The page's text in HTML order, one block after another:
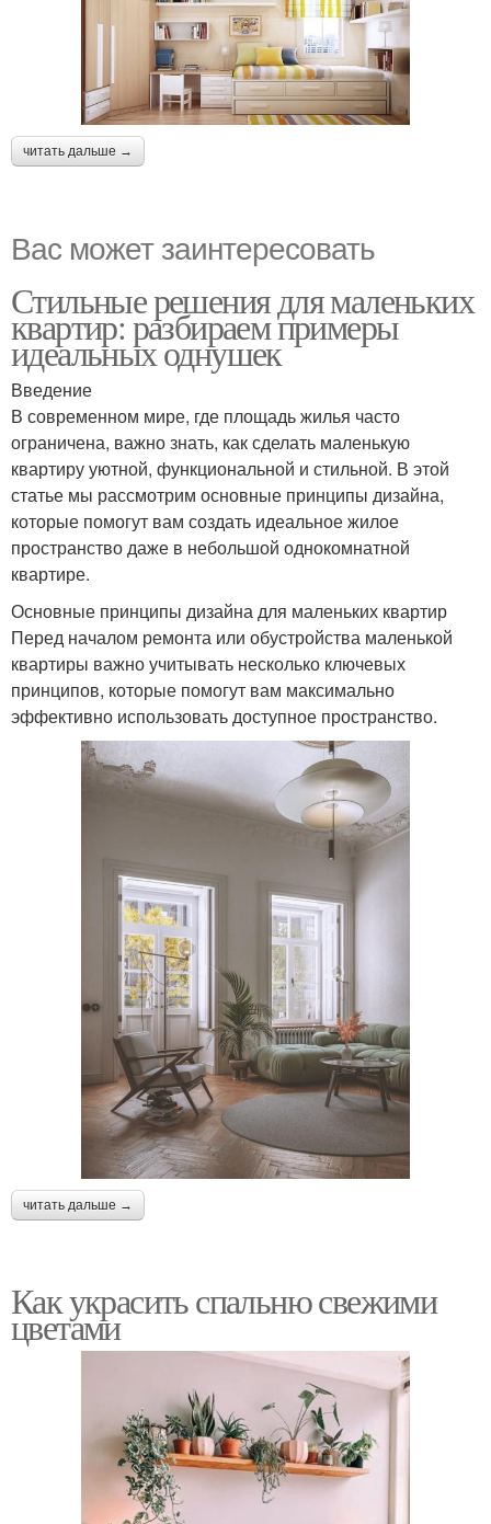
читать дальше →
Вас может заинтересовать
Стильные решения для маленьких
квартир: разбираем примеры
идеальных однушек
Введение
В современном мире, где площадь жилья часто
ограничена, важно знать, как сделать маленькую
квартиру уютной, функциональной и стильной. В этой
статье мы рассмотрим основные принципы дизайна,
которые помогут вам создать идеальное жилое
пространство даже в небольшой однокомнатной
квартире.
Основные принципы дизайна для маленьких квартир
Перед началом ремонта или обустройства маленькой
квартиры важно учитывать несколько ключевых
принципов, которые помогут вам максимально
эффективно использовать доступное пространство.
читать дальше →
Как украсить спальню свежими
цветами